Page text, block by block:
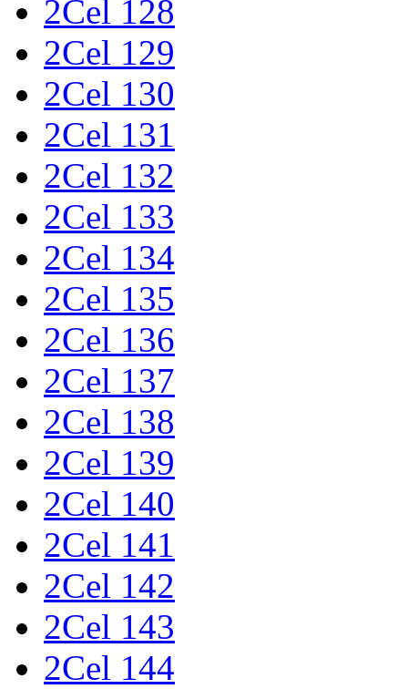
2Cel 128
2Cel 129
2Cel 130
2Cel 131
2Cel 132
2Cel 133
2Cel 134
2Cel 135
2Cel 136
2Cel 137
2Cel 138
2Cel 139
2Cel 140
2Cel 141
2Cel 142
2Cel 143
2Cel 144